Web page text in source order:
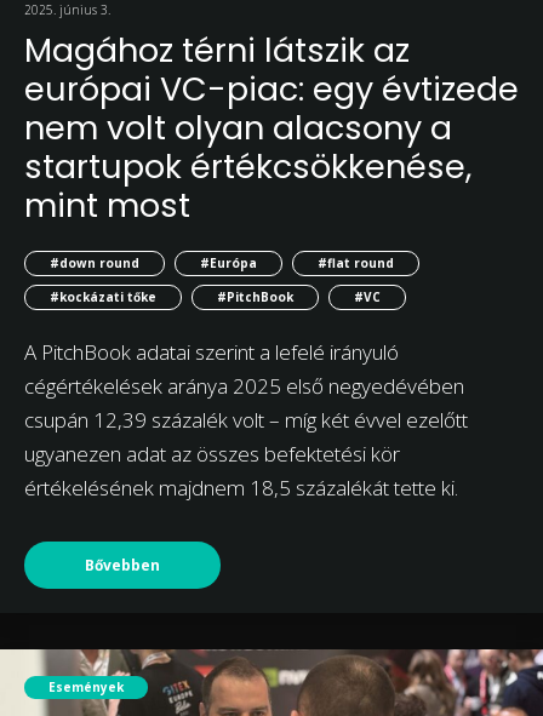
2025. június 3.
Magához térni látszik az
európai VC-piac: egy évtizede
nem volt olyan alacsony a
startupok értékcsökkenése,
mint most
#down round #Európa
#flat round
#kockázati tőke
#PitchBook #VC
A PitchBook adatai szerint a lefelé irányuló
cégértékelések aránya 2025 első negyedévében
csupán 12,39 százalék volt – míg két évvel ezelőtt
ugyanezen adat az összes befektetési kör
értékelésének majdnem 18,5 százalékát tette ki.
Bővebben
Események